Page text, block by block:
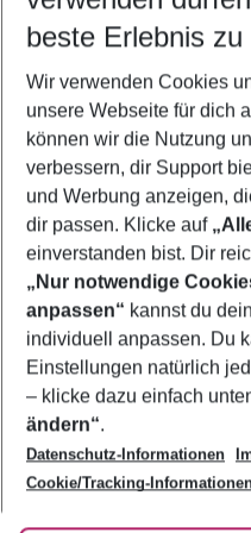
2 Erwachsene Keine
Mehr
Footer
Footer navigation
Über uns
AGB
Bestpreisgarantie
Cookie-Einstellungen
Cookie-Richtlinie
Agenturbetreuung
Barrierefreies Reisen
Folge uns
beste Erlebnis zu
Wir verwenden Cookies
unsere Webseite für dich
können wir die Nutzung
verbessern, dir Support
und Werbung anzeigen,
dir passen. Klicke auf
einverstanden bist. Dir
„Nur notwendige
anpassen“ kannst du
individuell anpassen. Du
Einstellungen natürlich
– klicke dazu einfach
ändern“.
Datenschutz-Informationen
Cookie/Tracking-